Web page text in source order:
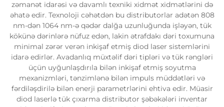
zəmanət idarəsi və davamlı texniki xidmət xidmətlərini də
əhatə edir. Texnoloji cəhətdən bu distributorlar adətən 808
nm-dən 1064 nm-ə qədər dalğa uzunluğunda işləyən, tük
kökünə dərinlərə nüfuz edən, lakin ətrafdakı dəri toxumuna
minimal zərər verən inkişaf etmiş diod laser sistemlərini
idarə edirlər. Avadanlıq müxtəlif dəri tipləri və tük rəngləri
üçün uyğunlaşdırıla bilən inkişaf etmiş soyutma
mexanizmləri, tənzimlənə bilən impuls müddətləri və
fərdiləşdirilə bilən enerji parametrlərini ehtiva edir. Müasir
diod laserlə tük çıxarma distributor şəbəkələri inventar